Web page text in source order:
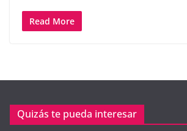
Read More
Quizás te pueda interesar